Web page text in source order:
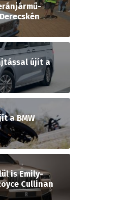
újít a
a BMW
is Emily-
Cullinan